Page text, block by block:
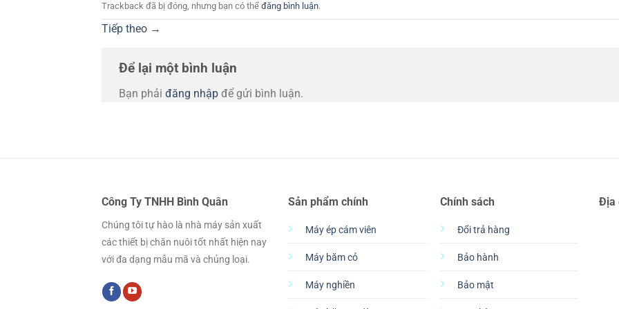
Trackback đã bị đóng, nhưng bạn có thể đăng bình luận.
Tiếp theo →
Để lại một bình luận
Bạn phải đăng nhập để gửi bình luận.
Công Ty TNHH Bình Quân
Chúng tôi tự hào là nhà máy sản xuất
các thiết bị chăn nuôi tốt nhất hiện nay
với đa dạng mẫu mã và chủng loại.
Sản phẩm chính
Máy ép cám viên
Máy băm cỏ
Máy nghiền
Chính sách
Đổi trả hàng
Bảo hành
Bảo mật
Địa